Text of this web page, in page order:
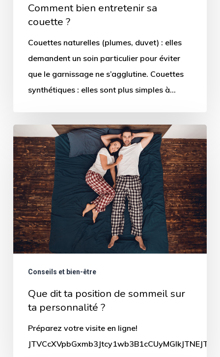
Comment bien entretenir sa
couette ?
Couettes naturelles (plumes, duvet) : elles
demandent un soin particulier pour éviter
que le garnissage ne s’agglutine. Couettes
synthétiques : elles sont plus simples à…
dit
ta
position
de
sommeil
sur
ta
Conseils et bien-être
Que dit ta position de sommeil sur
ta personnalité ?
Préparez votre visite en ligne!